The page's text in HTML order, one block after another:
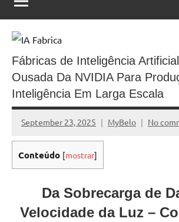
Fábricas de Inteligência
Ousada Da NVIDIA Para
Inteligência Em Larga Escala
September 23, 2025 MyBelo No
Conteúdo [mostrar]
Da Sobrecarga de
Velocidade da Luz –